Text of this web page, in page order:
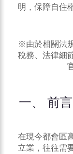
明，保障自住
※由於相關法
稅務、法律細
一、 前
在現今都會區
立業，往往需